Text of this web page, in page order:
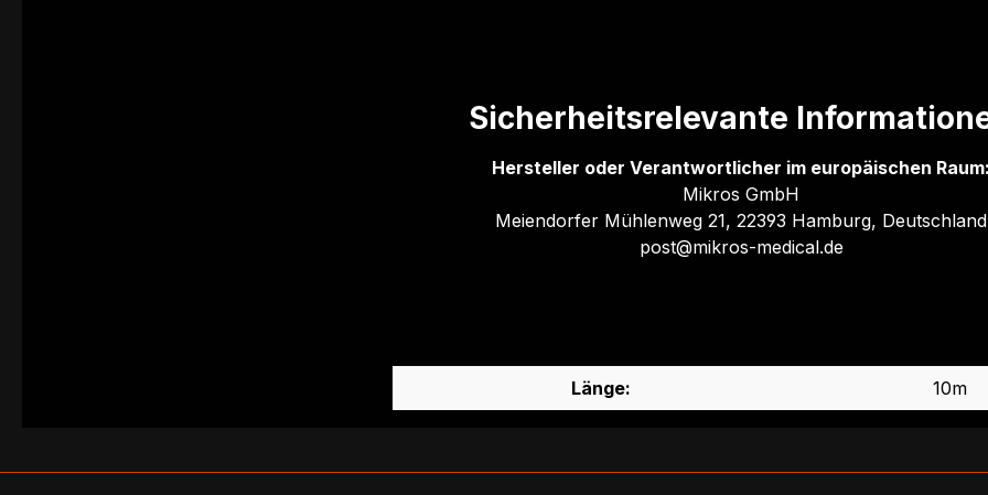
Sicherheitsrelevante
Hersteller oder Verantwortlicher im europäischen Raum:
Mikros GmbH
Meiendorfer Mühlenweg 21, 22393 Hamburg, Deutschland
post@mikros-medical.de
Länge: 10m